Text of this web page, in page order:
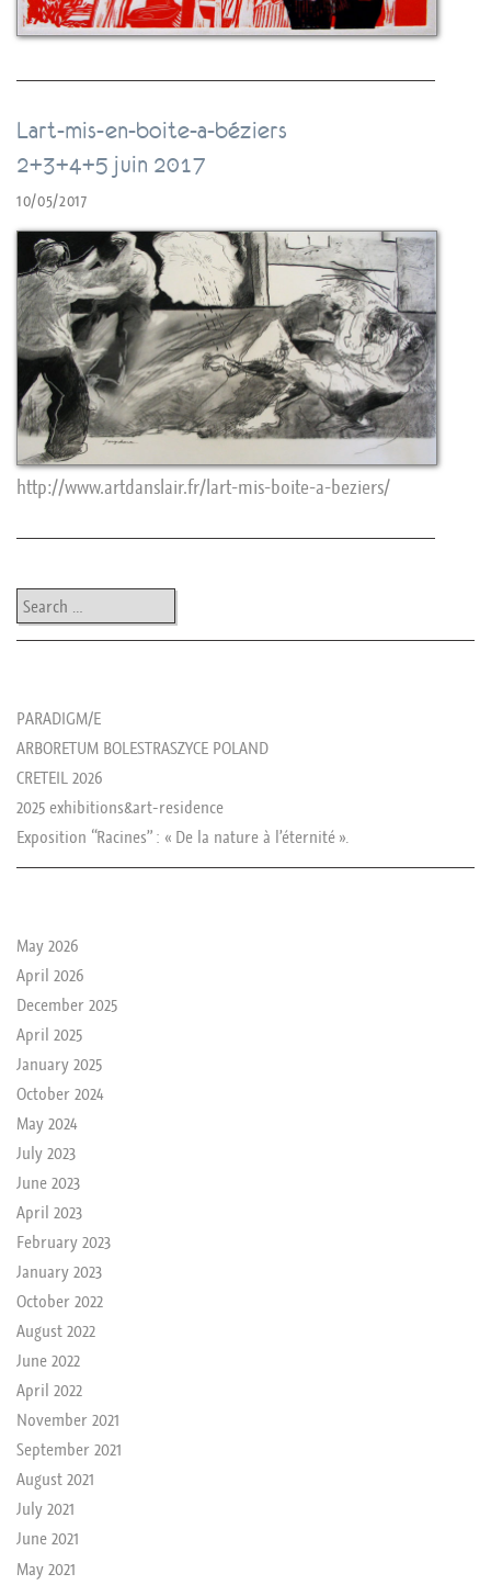
Lart-mis-en-boite-a-béziers
2+3+4+5 juin 2017
10/05/2017
http://www.artdanslair.fr/lart-mis-boite-a-beziers/
Post navigation
Search
PARADIGM/E
ARBORETUM BOLESTRASZYCE POLAND
CRETEIL 2026
2025 exhibitions&art-residence
Exposition “Racines” : « De la nature à l’éternité ».
May 2026
April 2026
December 2025
April 2025
January 2025
October 2024
May 2024
July 2023
June 2023
April 2023
February 2023
January 2023
October 2022
August 2022
June 2022
April 2022
November 2021
September 2021
August 2021
July 2021
June 2021
May 2021